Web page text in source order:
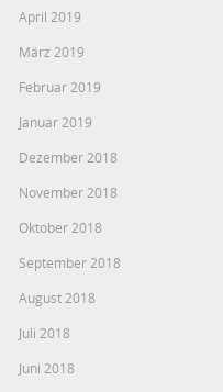
April 2019
März 2019
Februar 2019
Januar 2019
Dezember 2018
November 2018
Oktober 2018
September 2018
August 2018
Juli 2018
Juni 2018